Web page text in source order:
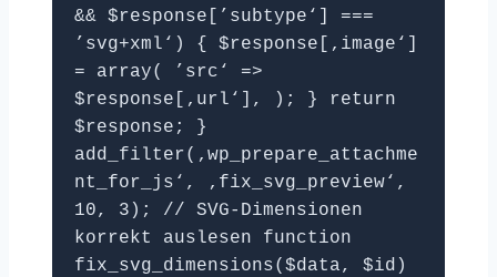
&& $response[’subtype‘] ===
’svg+xml‘) { $response[‚image‘]
= array( ’src‘ =>
$response[‚url‘], ); } return
$response; }
add_filter(‚wp_prepare_attachme
nt_for_js‘, ‚fix_svg_preview‘,
10, 3); // SVG-Dimensionen
korrekt auslesen function
fix_svg_dimensions($data, $id)